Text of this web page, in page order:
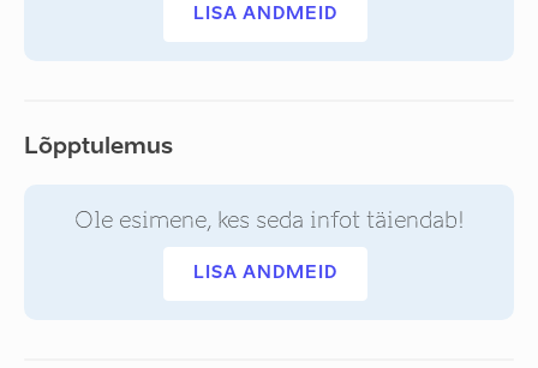
LISA ANDMEID
Lõpptulemus
Ole esimene, kes seda infot täiendab!
LISA ANDMEID